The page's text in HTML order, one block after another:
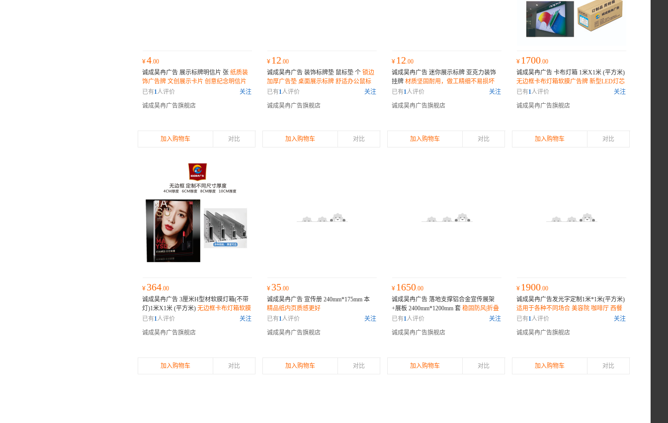
¥4.00
诚成昊冉广告 展示标牌明信片 张 纸质装
饰广告牌 文创展示卡片 创意纪念明信片
已有1人评价
关注
诚成昊冉广告旗舰店
加入购物车 对比
¥ 12.00
诚成昊冉广告 装饰标牌垫 鼠标垫 个 锁边
加厚广告垫 桌面展示标牌 舒适办公鼠标
垫
已有1人评价
关注
诚成昊冉广告旗舰店
加入购物车 对比
¥ 12.00
诚成昊冉广告 迷你展示标牌 亚克力装饰
挂牌 材质坚固耐用，做工精细不易损坏
已有1人评价
关注
诚成昊冉广告旗舰店
加入购物车 对比
¥ 1700.00
诚成昊冉广告 卡布灯箱 1米X1米 (平方米)
无边框卡布灯箱软膜广告牌 新型LED灯芯
光源升级 亮度提升 安装简便 省心省力
已有1人评价
关注
诚成昊冉广告旗舰店
加入购物车 对比
¥ 364.00
诚成昊冉广告 3厘米H型材软膜灯箱(不带
灯)1米X1米 (平方米) 无边框卡布灯箱软膜
广告牌挂墙式超薄UV软膜
已有1人评价
关注
诚成昊冉广告旗舰店
加入购物车 对比
¥ 35.00
诚成昊冉广告 宣传册 240mm*175mm 本
精品纸内页质感更好
已有1人评价
关注
诚成昊冉广告旗舰店
加入购物车 对比
¥ 1650.00
诚成昊冉广告 落地支撑铝合金宣传展架
+展板 2400mm*1200mm 套 稳固防风|折叠
收纳|安装简单
已有1人评价
关注
诚成昊冉广告旗舰店
加入购物车 对比
¥ 1900.00
诚成昊冉广告发光字定制1米*1米(平方米)
适用于各种不同场合 美容院 咖啡厅 西餐
厅 服装店 酒吧等 精选多种工艺材质
已有1人评价
关注
诚成昊冉广告旗舰店
加入购物车 对比